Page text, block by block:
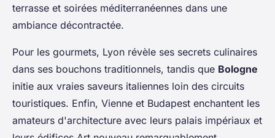
terrasse et soirées méditerranéennes dans une
ambiance décontractée.
Pour les gourmets, Lyon révèle ses secrets culinaires
dans ses bouchons traditionnels, tandis que Bologne
initie aux vraies saveurs italiennes loin des circuits
touristiques. Enfin, Vienne et Budapest enchantent les
amateurs d'architecture avec leurs palais impériaux et